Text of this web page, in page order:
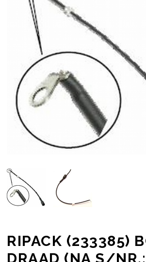
RIPACK (233385)
DRAAD (NA S/